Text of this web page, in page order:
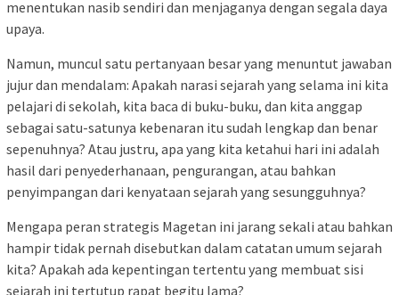
menentukan nasib sendiri dan menjaganya dengan segala daya
upaya.
Namun, muncul satu pertanyaan besar yang menuntut jawaban
jujur dan mendalam: Apakah narasi sejarah yang selama ini kita
pelajari di sekolah, kita baca di buku-buku, dan kita anggap
sebagai satu-satunya kebenaran itu sudah lengkap dan benar
sepenuhnya? Atau justru, apa yang kita ketahui hari ini adalah
hasil dari penyederhanaan, pengurangan, atau bahkan
penyimpangan dari kenyataan sejarah yang sesungguhnya?
Mengapa peran strategis Magetan ini jarang sekali atau bahkan
hampir tidak pernah disebutkan dalam catatan umum sejarah
kita? Apakah ada kepentingan tertentu yang membuat sisi
sejarah ini tertutup rapat begitu lama?